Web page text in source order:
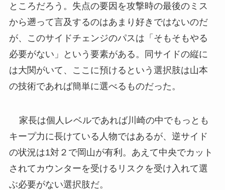
ところだろう。失点の要因を攻撃時の最後のミス
から遡って言及するのはあまり好きではないのだ
が、このサイドチェンジのパスは「そもそもやる
必要がない」という要素がある。同サイドの縦に
は大関がいて、ここに預けるという選択肢は山本
の技術であれば簡単に選べるものだった。
家長は個人レベルであれば川崎の中でもっとも
キープ力に長けている人物ではあるが、逆サイド
の状況は1対２で岡山が有利。あえて中央でカット
されてカウンターを受けるリスクを受け入れて選
ぶ必要がない選択肢だ。